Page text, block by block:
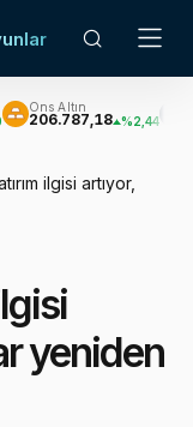
%2,44 3.019,23
ilgisi artıyor,
yeniden